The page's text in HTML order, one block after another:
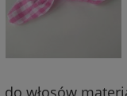
do włosów